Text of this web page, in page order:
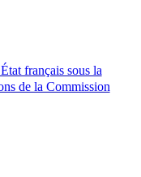
français sous la
de la Commission